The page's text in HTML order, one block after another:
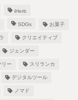
iHerb
SDGs お菓子
クリエイティブ
ジェンダー
リー スリランカ
デジタルツール
ノマド